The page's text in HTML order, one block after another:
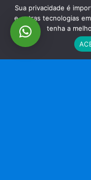
Sua privacidade é
e outras tecnologias
tenha a